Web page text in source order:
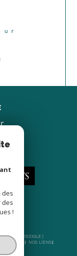
BY GOOGLE |
ADMIN
NOS LIENS
des
des
!